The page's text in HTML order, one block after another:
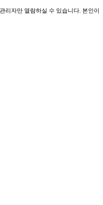
리자만 열람하실 수 있습니다. 본인이